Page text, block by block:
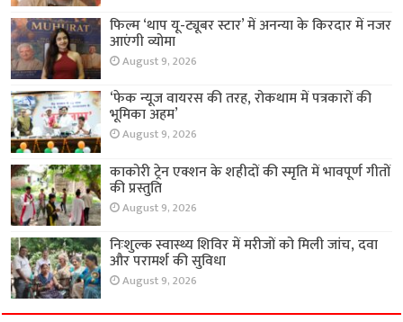
फिल्म ‘थाप यू-ट्यूबर स्टार’ में अनन्या के किरदार में नजर
आएंगी व्योमा
August 9, 2026
‘फेक न्यूज वायरस की तरह, रोकथाम में पत्रकारों की
भूमिका अहम’
August 9, 2026
काकोरी ट्रेन एक्शन के शहीदों की स्मृति में भावपूर्ण गीतों
की प्रस्तुति
August 9, 2026
निःशुल्क स्वास्थ्य शिविर में मरीजों को मिली जांच, दवा
और परामर्श की सुविधा
August 9, 2026